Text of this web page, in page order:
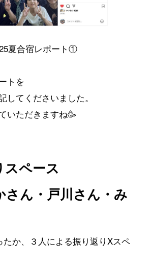
夏合宿レポート①
トを
してくださいました。
いただきますね🥳
スペース
さん・戸川さん・み
か、３人による振り返りXスペ